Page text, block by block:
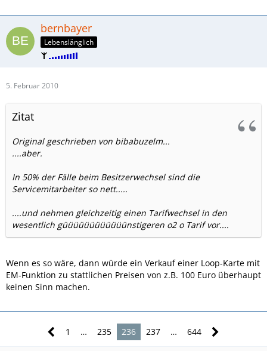
bernbayer
Lebenslänglich
5. Februar 2010
Zitat
Original geschrieben von bibabuzelm...
....aber.
In 50% der Fälle beim Besitzerwechsel sind die
Servicemitarbeiter so nett.....
....und nehmen gleichzeitig einen Tarifwechsel in den
wesentlich güüüüüüüüüüüünstigeren o2 o Tarif vor....
Wenn es so wäre, dann würde ein Verkauf einer Loop-Karte mit
EM-Funktion zu stattlichen Preisen von z.B. 100 Euro überhaupt
keinen Sinn machen.
1 … 235 236 237 … 644